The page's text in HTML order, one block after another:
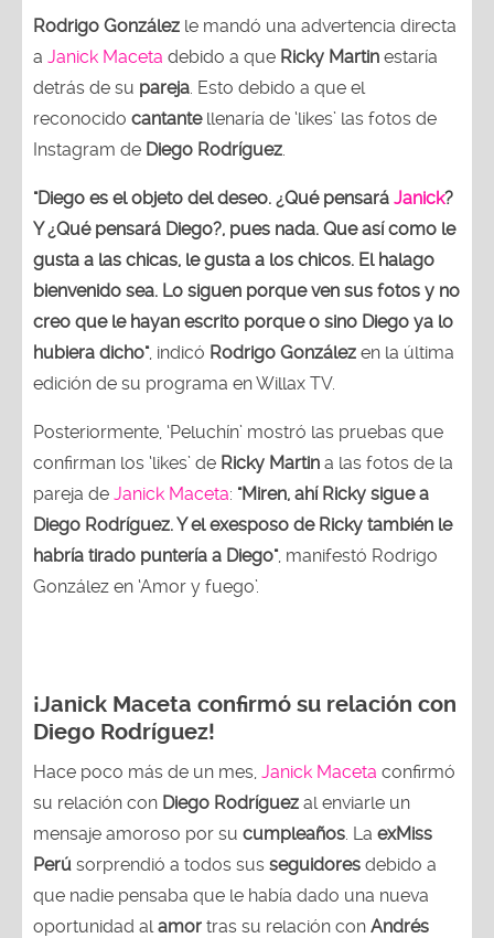
Rodrigo González le mandó una advertencia directa
a Janick Maceta debido a que Ricky Martin estaría
detrás de su pareja. Esto debido a que el
reconocido cantante llenaría de ‘likes’ las fotos de
Instagram de Diego Rodríguez.
"Diego es el objeto del deseo. ¿Qué pensará Janick?
Y ¿Qué pensará Diego?, pues nada. Que así como le
gusta a las chicas, le gusta a los chicos. El halago
bienvenido sea. Lo siguen porque ven sus fotos y no
creo que le hayan escrito porque o sino Diego ya lo
hubiera dicho", indicó Rodrigo González en la última
edición de su programa en Willax TV.
Posteriormente, ‘Peluchín’ mostró las pruebas que
confirman los ‘likes’ de Ricky Martin a las fotos de la
pareja de Janick Maceta: "Miren, ahí Ricky sigue a
Diego Rodríguez. Y el exesposo de Ricky también le
habría tirado puntería a Diego", manifestó Rodrigo
González en ‘Amor y fuego’.
¡Janick Maceta confirmó su relación con
Diego Rodríguez!
Hace poco más de un mes, Janick Maceta confirmó
su relación con Diego Rodríguez al enviarle un
mensaje amoroso por su cumpleaños. La exMiss
Perú sorprendió a todos sus seguidores debido a
que nadie pensaba que le había dado una nueva
oportunidad alamor tras su relación con Andrés